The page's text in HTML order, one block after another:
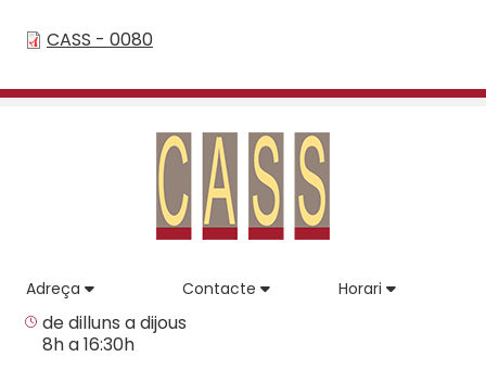
CASS - 0080
Adreça Contacte Horari
de dilluns a dijous
8h a 16:30h